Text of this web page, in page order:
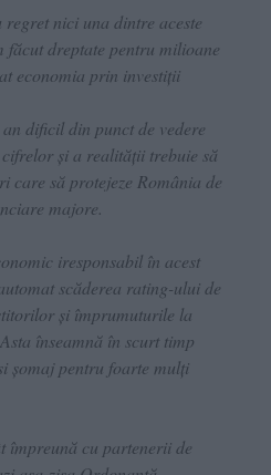
regret nici una dintre aceste
făcut dreptate pentru milioane
economia prin investiții
dificil din punct de vedere
și a realității trebuie să
care să protejeze România de
majore.
iresponsabil în acest
scăderea rating-ului de
și împrumuturile la
înseamnă în scurt timp
șomaj pentru foarte mulți
împreună cu partenerii de